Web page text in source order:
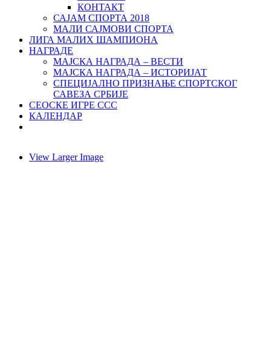
КОНТАКТ
САЈАМ СПОРТА 2018
МАЛИ САЈМОВИ СПОРТА
ЛИГА МАЛИХ ШАМПИОНА
НАГРАДЕ
МАЈСКА НАГРАДА – ВЕСТИ
МАЈСКА НАГРАДА – ИСТОРИЈАТ
СПЕЦИЈАЛНО ПРИЗНАЊЕ СПОРТСКОГ
САВЕЗА СРБИЈЕ
СЕОСКЕ ИГРЕ ССС
КАЛЕНДАР
View Larger Image